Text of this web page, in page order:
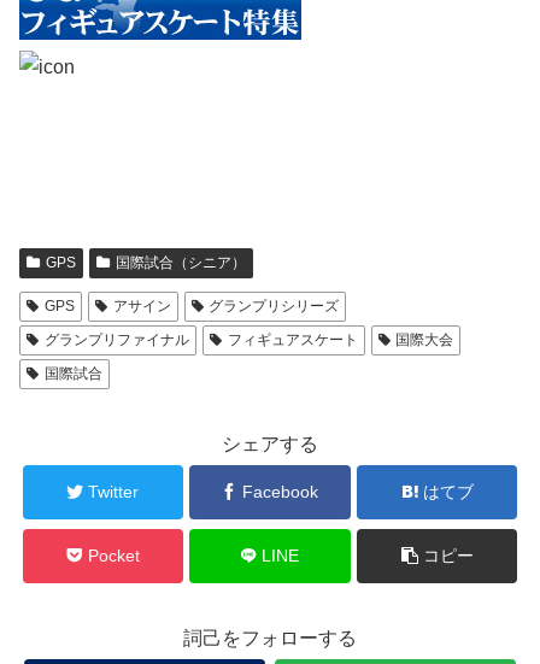
GPS 国際試合（シニア）
GPS アサイン
グランプリシリーズ
グランプリファイナル
フィギュアスケート
国際大会
国際試合
シェアする
Twitter Facebook はてブ
Pocket LINE コピー
詞己をフォローする